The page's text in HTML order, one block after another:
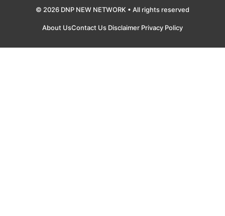
© 2026 DNP NEW NETWORK • All rights reserved
About UsContact Us Disclaimer Privacy Policy